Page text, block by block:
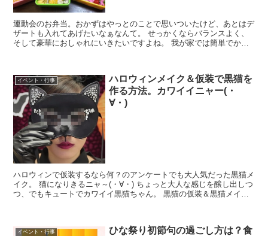
運動会のお弁当。おかずはやっとのことで思いついたけど、あとはデ
ザートも入れてあげたいなぁなんて。 せっかくならバランスよく、
そして豪華におしゃれにいきたいですよね。 我が家では簡単でかわ
イベント・行事
ハロウィンメイク＆仮装で黒猫を
作る方法。カワイイニャー(・
∀・)
ハロウィンで仮装するなら何？のアンケートでも大人気だった黒猫メ
イク。 猫になりきるニャ～(・∀・) ちょっと大人な感じを醸し出しつ
つ、でもキュートでカワイイ黒猫ちゃん。 黒猫の仮装＆黒猫メイク
イベント・行事
ひな祭り初節句の過ごし方は？食